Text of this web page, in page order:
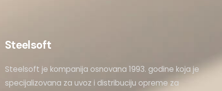
Steelsoft
Steelsoft je kompanija osnovana 1993. godine koja je
specijalizovana za uvoz i distribuciju opreme za